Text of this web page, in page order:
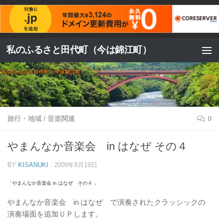
コンテンツへスキップ
私のふるさと田代町（今は錦江町）
旅行・地域 / 音楽関連 0
やまんなか音楽会 in はなぜ その４
BY KISANUKI · 2009年8月19日
「 やまんなか音楽会 in はなぜ その４ 」
やまんなか音楽会 in はなぜ で演奏されたクラッシックの
演奏場面を追加ＵＰします。